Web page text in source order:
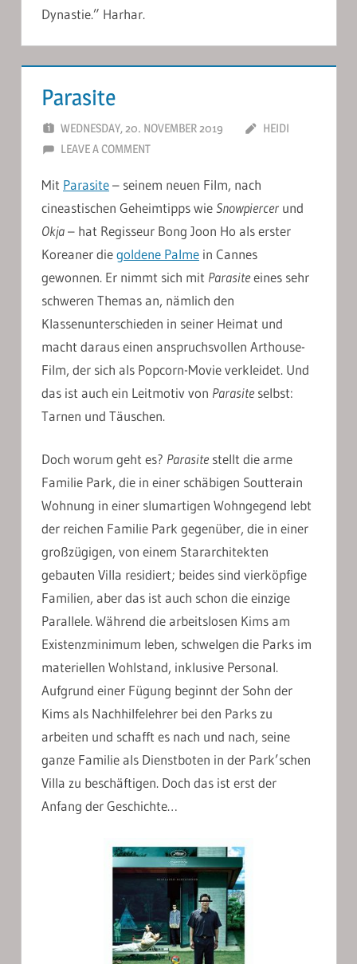
Dynastie.” Harhar.
Parasite
WEDNESDAY, 20. NOVEMBER 2019
HEIDI
LEAVE A COMMENT
Mit Parasite– seinem neuen Film, nach
cineastischen Geheimtipps wieSnowpiercer und
Okja– hat Regisseur Bong Joon Ho als erster
Koreaner diegoldene Palme in Cannes
gewonnen. Er nimmt sich mit Parasiteeines sehr
schweren Themas an, nämlich den
Klassenunterschieden in seiner Heimat und
macht daraus einen anspruchsvollen Arthouse-
Film, der sich als Popcorn-Movie verkleidet. Und
das ist auch ein Leitmotiv von Parasiteselbst:
Tarnen und Täuschen.
Doch worum geht es? Parasitestellt die arme
Familie Park, die in einer schäbigen Soutterain
Wohnung in einer slumartigen Wohngegend lebt
der reichen Familie Park gegenüber, die in einer
großzügigen, von einem Stararchitekten
gebauten Villa residiert; beides sind vierköpfige
Familien, aber das ist auch schon die einzige
Parallele. Während die arbeitslosen Kims am
Existenzminimum leben, schwelgen die Parks im
materiellen Wohlstand, inklusive Personal.
Aufgrund einer Fügung beginnt der Sohn der
Kims als Nachhilfelehrer bei den Parks zu
arbeiten und schafft es nach und nach, seine
ganze Familie als Dienstboten in der Park’schen
Villa zu beschäftigen. Doch das ist erst der
Anfang der Geschichte…